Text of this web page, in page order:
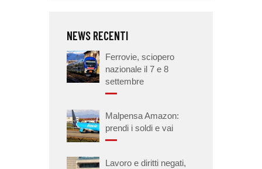
NEWS RECENTI
Ferrovie, sciopero
nazionale il 7 e 8
settembre
Malpensa Amazon:
prendi i soldi e vai
Lavoro e diritti negati,